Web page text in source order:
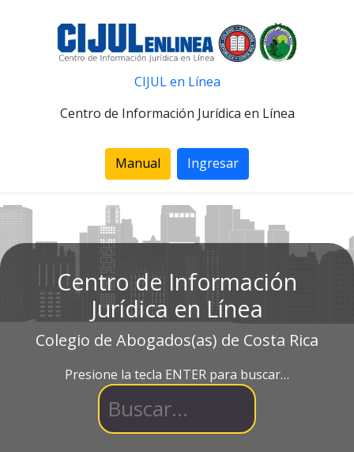
CIJUL en Línea
Centro de Información Jurídica en Línea
Manual Ingresar
Centro de Información
Jurídica en Línea
Colegio de Abogados(as) de Costa Rica
Presione la tecla ENTER para buscar…